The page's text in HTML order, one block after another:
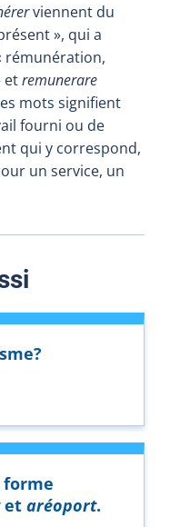
viennent du
», qui a
rémunération,
etremunerare
mots signifient
fourni ou de
qui y correspond,
un service, un
forme
et aréoport.